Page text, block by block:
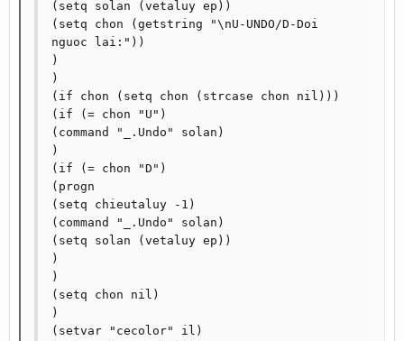
(setq solan (vetaluy ep))
(setq chon (getstring "\nU-UNDO/D-Doi
nguoc lai:"))
)
)
(if chon (setq chon (strcase chon nil)))
(if (= chon "U")
(command "_.Undo" solan)
)
(if (= chon "D")
(progn
(setq chieutaluy -1)
(command "_.Undo" solan)
(setq solan (vetaluy ep))
)
)
(setq chon nil)
)
(setvar "cecolor" il)